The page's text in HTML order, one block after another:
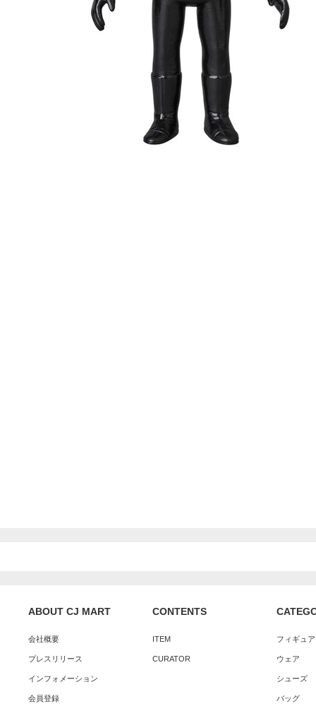
ABOUT CJ MART
会社概要
プレスリリース
インフォメーション
会員登録
CONTENTS
ITEM
CURATOR
フィギュ
ウェア
シューズ
バッグ